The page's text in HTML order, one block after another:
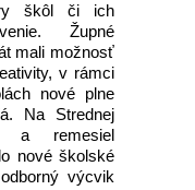
škôl či ich
Župné
mali možnosť
v rámci
nové plne
Na Strednej
a remesiel
nové školské
výcvik